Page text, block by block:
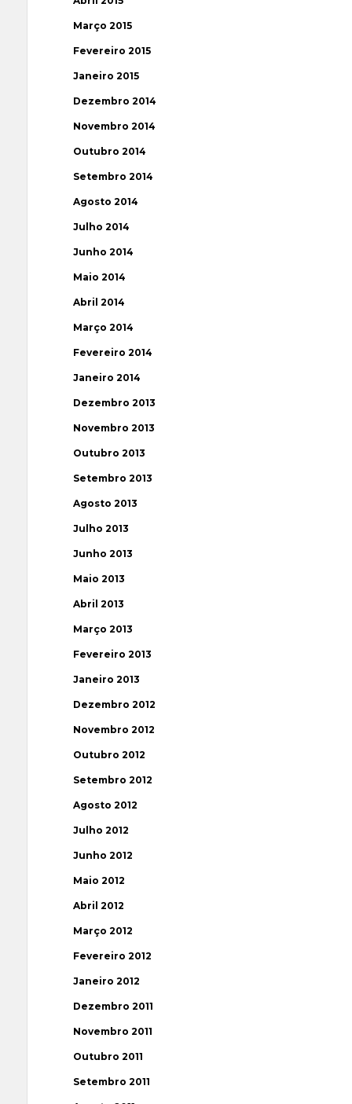
Março 2015
Fevereiro 2015
Janeiro 2015
Dezembro 2014
Novembro 2014
Outubro 2014
Setembro 2014
Agosto 2014
Julho 2014
Junho 2014
Maio 2014
Abril 2014
Março 2014
Fevereiro 2014
Janeiro 2014
Dezembro 2013
Novembro 2013
Outubro 2013
Setembro 2013
Agosto 2013
Julho 2013
Junho 2013
Maio 2013
Abril 2013
Março 2013
Fevereiro 2013
Janeiro 2013
Dezembro 2012
Novembro 2012
Outubro 2012
Setembro 2012
Agosto 2012
Julho 2012
Junho 2012
Maio 2012
Abril 2012
Março 2012
Fevereiro 2012
Janeiro 2012
Dezembro 2011
Novembro 2011
Outubro 2011
Setembro 2011